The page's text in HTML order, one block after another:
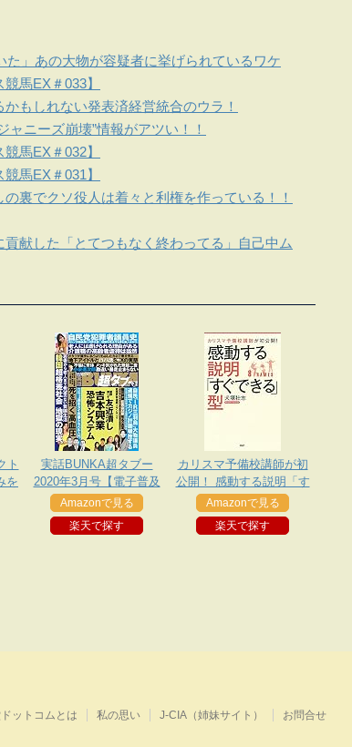
」あの大物が容疑者に挙げられているワケ
馬EX＃033】
もしれない発表済経営統合のウラ！
ャニーズ崩壊”情報がアツい！！
馬EX＃032】
馬EX＃031】
裏でクソ役人は着々と利権を作っている！！
献した「とてつもなく終わってる」自己中ム
ト
を
実話BUNKA超タブー
2020年3月号【電子普及
版】
Amazonで見る
楽天で探す
カリスマ予備校講師が初
公開！ 感動する説明「す
ぐできる」型
Amazonで見る
楽天で探す
ットコムとは 私の思い J-CIA（姉妹サイト） お問合せ